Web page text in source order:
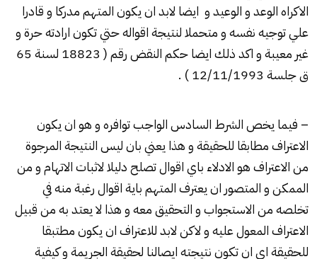
الاكراه الوعد و الوعيد و ايضا لابد ان يكون المتهم مدركا و قادرا
علي توجيه نفسه و متحملا لنتيجة اقواله حتي تكون ارادته حرة و
غير معيبة و اكد ذلك ايضا حكم النقض رقم ( 18823 لسنة 65
ق جلسة 12/11/1993 ) .
– فيما يخص الشرط السادس الواجب توافره و هو ان يكون
الاعتراف مطابقا للحقيقة و هذا يعني بان ليس النتيجة المرجوة
من الاعتراف هو الادلاء باي اقوال تصلح دليلا لاثبات الاتهام و من
الممكن و المتصور ان يعترف المتهم باية اقوال رغبة منه في
تخلصه من الاستجواب و التحقيق معه و هذا لا يعتد به من قبيل
الاعتراف المعول عليه و لاكن لابد للاعتراف ان يكون مطتبقا
للحقيقة اي ان تكون نتيجته ايصالنا لحقيقة الجريمة و كيفية